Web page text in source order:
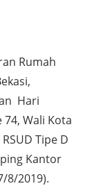
Rumah
Hari
Wali Kota
Tipe D
Kantor
8/2019).